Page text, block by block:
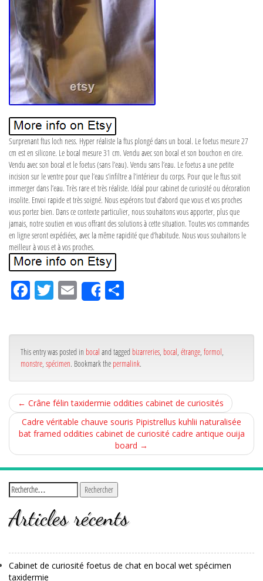
Surprenant ftus loch ness. Hyper réaliste la ftus plongé dans un bocal. Le foetus mesure 27
cm est en silicone. Le bocal mesure 31 cm. Vendu avec son bocal et son bouchon en cire.
Vendu avec son bocal et le foetus (sans l’eau). Vendu sans l’eau. Le foetus a une petite
incision sur le ventre pour que l’eau s’infiltre a l’intérieur du corps. Pour que le ftus soit
immerger dans l’eau. Très rare et très réaliste. Idéal pour cabinet de curiosité ou décoration
insolite. Envoi rapide et très soigné. Nous espérons tout d’abord que vous et vos proches
vous portez bien. Dans ce contexte particulier, nous souhaitons vous apporter, plus que
jamais, notre soutien en vous offrant des solutions à cette situation. Toutes vos commandes
en ligne seront expédiées, avec la même rapidité que d’habitude. Nous vous souhaitons le
meilleur à vous et à vos proches.
Fa
ce
ok
Tw
itt
Em
ail
Share
r
This entry was posted in bocal and tagged bizarreries bocal étrange formol
monstre spécimen. Bookmark the permalink.
← Crâne félin taxidermie oddities cabinet de curiosités
Cadre véritable chauve souris Pipistrellus kuhlii naturalisée
bat framed oddities cabinet de curiosité cadre antique ouija
board →
Articles récents
Cabinet de curiosité foetus de chat en bocal wet spécimen
taxidermie